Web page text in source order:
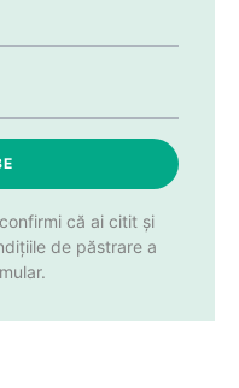
că ai citit și
de păstrare a